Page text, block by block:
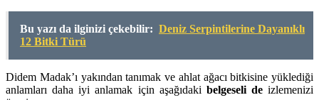
Bu yazı da ilginizi çekebilir: Deniz Serpintilerine Dayanıklı
12 Bitki Türü
Didem Madak’ı yakından tanımak ve ahlat ağacı bitkisine yüklediği
anlamları daha iyi anlamak için aşağıdaki belgeseli de izlemenizi